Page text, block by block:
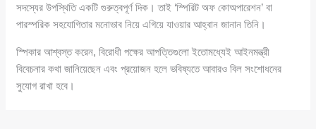
সদস্যের উপস্থিতি একটি গুরুত্বপূর্ণ দিক। তাই ‘স্পিরিট অফ কোঅপারেশন’ বা
পারস্পরিক সহযোগিতার মনোভাব নিয়ে এগিয়ে যাওয়ার আহ্বান জানান তিনি।
স্পিকার আশ্বস্ত করেন, বিরোধী পক্ষের আপত্তিগুলো ইতোমধ্যেই আইনমন্ত্রী
বিবেচনার কথা জানিয়েছেন এবং প্রয়োজন হলে ভবিষ্যতে আবারও বিল সংশোধনের
সুযোগ রাখা হবে।